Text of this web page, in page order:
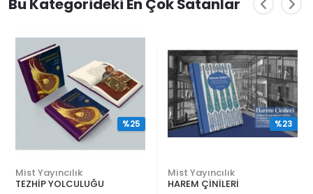
Bu Kategorideki En Çok Satanlar
Mist Yayıncılık
TEZHİP YOLCULUĞU
%25
Mist Yayıncılık
HAREM ÇİNİLERİ
%23